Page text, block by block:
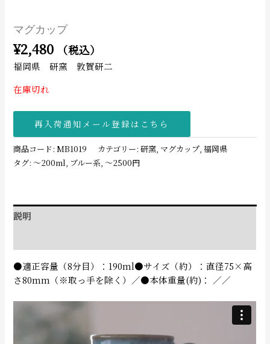
マグカップ
¥2,480 （税込）
福岡県 研窯 敦賀研二
在庫切れ
再入荷通知メール登録はこちら
商品コード:MB1019 カテゴリー:研窯 マグカップ ,福岡県
タグ:〜200ml ブルー系 ,〜2500円
説明
●適正容量（8分目）：190ml●サイズ（約）：直径75×高
さ80mm（※取っ手を除く）／●本体重量(約)： ／／